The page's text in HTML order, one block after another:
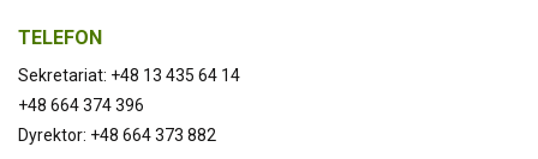
TELEFON
Sekretariat: +48 13 435 64 14
+48 664 374 396
Dyrektor: +48 664 373 882